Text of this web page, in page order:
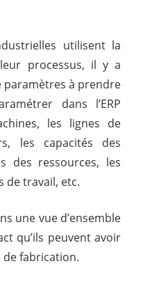
utilisent la
processus, il y a
à prendre
dans l’ERP
les lignes de
les capacités des
des ressources, les
de travail, etc.
une vue d’ensemble
qu’ils peuvent avoir
de fabrication.